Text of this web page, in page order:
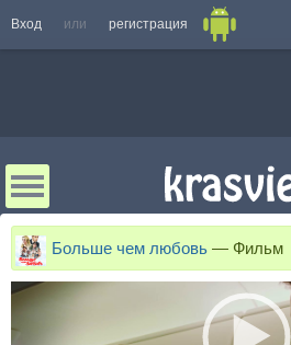
Вход или регистрация
Больше чем любовь — Фильм